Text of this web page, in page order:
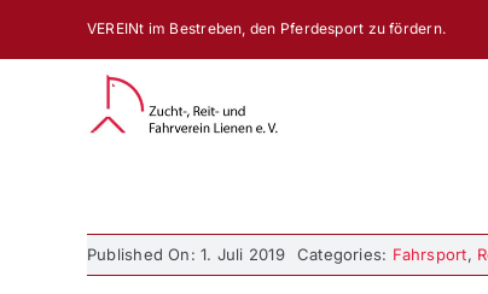
VEREINt im Bestreben, den Pferdesport zu fördern.
Published On: 1. Juli 2019 Categories: Fahrsport,